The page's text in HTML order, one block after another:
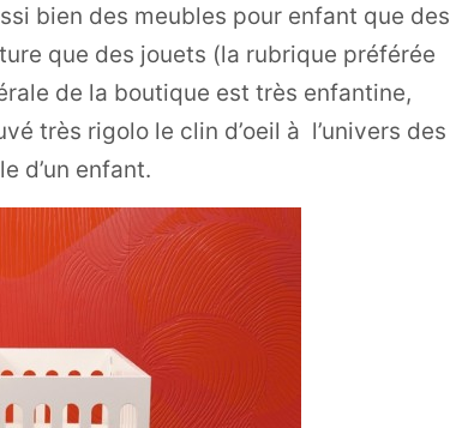
bien des meubles pour enfant que des
que des jouets (la rubrique préférée
de la boutique est très enfantine,
très rigolo le clin d’oeil à l’univers des
d’un enfant.